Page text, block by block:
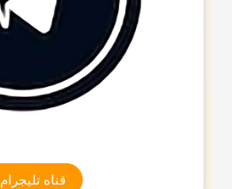
قناه تلیجرام